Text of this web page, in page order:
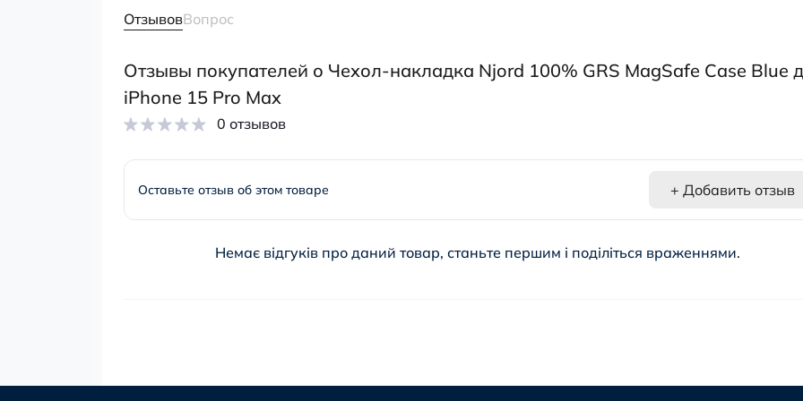
ОтзывовВопрос
Отзывы покупателей о Чехол-накладка Njord 100% GRS MagSafe Case Blue
iPhone 15 Pro Max
0 отзывов
Оставьте отзыв об этом товаре + Добавить отзыв
Немає відгуків про даний товар, станьте першим і поділіться враженнями.